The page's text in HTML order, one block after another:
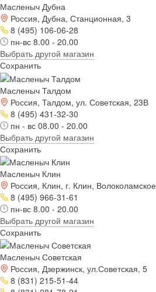
Масленыч Дубна
Россия, Дубна, Станционная, 3
8 (495) 106-06-28
пн-вс 8.00 - 20.00
Выбрать другой магазин
Сохранить
Масленыч Талдом
Россия, Талдом, ул. Советская, 23В
8 (495) 431-32-30
пн - вс 08.00 - 20.00
Выбрать другой магазин
Сохранить
Масленыч Клин
Россия, Клин, г. Клин,
8 (495) 966-31-61
пн-вс 8.00 - 20.00
Выбрать другой магазин
Сохранить
Масленыч Советская
Россия, Дзержинск, ул.Советская, 5
8 (831) 215-51-44